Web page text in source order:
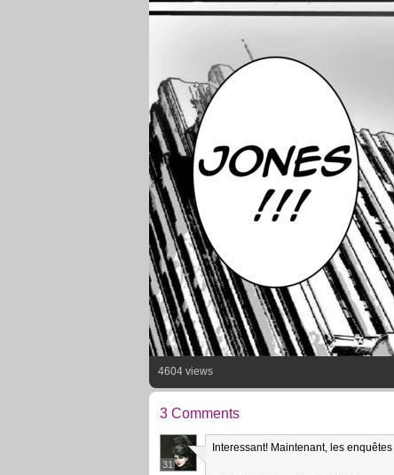
4604 views
3 Comments
31
Interessant! Maintenant, les